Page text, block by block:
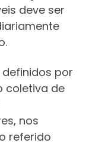
deve ser
por
coletiva de
nos
referido